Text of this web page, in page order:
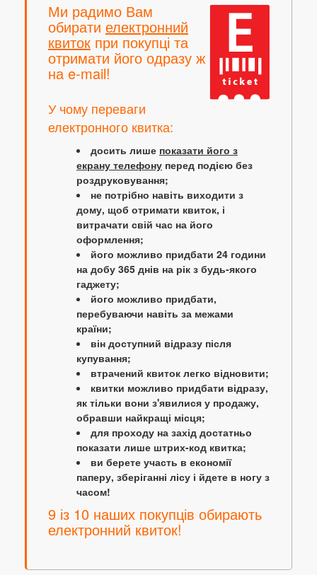
Ми радимо Вам
обирати електронний
квиток при покупці та
отримати його одразу ж
на e-mail!
У чому переваги
електронного квитка:
досить лише показати його з
екрану телефону перед подією без
роздруковування;
не потрібно навіть виходити з
дому, щоб отримати квиток, і
витрачати свій час на його
оформлення;
його можливо придбати 24 години
на добу 365 днів на рік з будь-якого
гаджету;
його можливо придбати,
перебуваючи навіть за межами
країни;
він доступний відразу після
купування;
втрачений квиток легко відновити;
квитки можливо придбати відразу,
як тільки вони з'явилися у продажу,
обравши найкращі місця;
для проходу на захід достатньо
показати лише штрих-код квитка;
ви берете участь в економії
паперу, зберіганні лісу і йдете в ногу з
часом!
9 із 10 наших покупців обирають
електронний квиток!